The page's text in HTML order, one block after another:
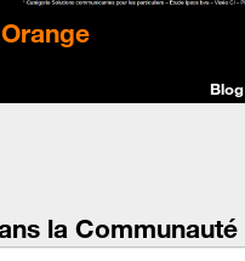
Orange
Blog
la Communauté